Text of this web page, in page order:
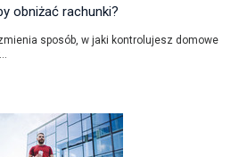
obniżać rachunki?
sposób, w jaki kontrolujesz domowe